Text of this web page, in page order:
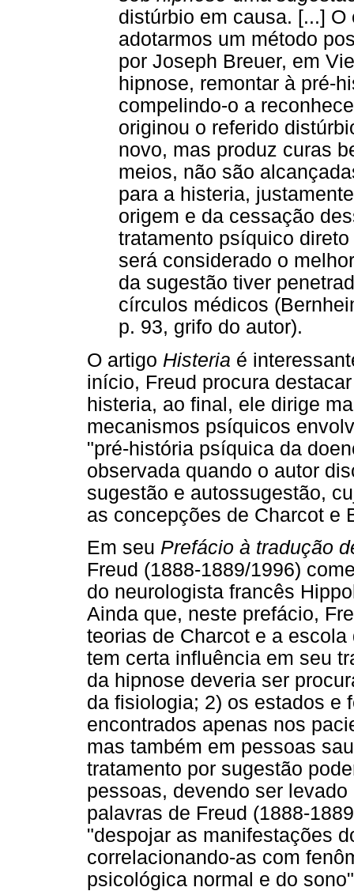
distúrbio em causa. [...]
adotarmos um método
por Joseph Breuer, em
hipnose, remontar à pré-
compelindo-o a
originou o referido
novo, mas produz curas
meios, não são
para a histeria,
origem e da cessação
tratamento psíquico
será considerado o
da sugestão tiver
círculos médicos
p. 93, grifo do autor).
O artigo Histeria é
início, Freud procura
histeria, ao final, ele dirige
mecanismos psíquicos
"pré-história psíquica da
observada quando o autor
sugestão e autossugestão,
as concepções de Charcot e
Em seu Prefácio à tradução
Freud (1888-1889/1996)
do neurologista francês
Ainda que, neste prefácio,
teorias de Charcot e a
tem certa influência em seu
da hipnose deveria ser
da fisiologia; 2) os estados e
encontrados apenas nos
mas também em pessoas
tratamento por sugestão
pessoas, devendo ser
palavras de Freud (1888-
"despojar as manifestações
correlacionando-as com
psicológica normal e do